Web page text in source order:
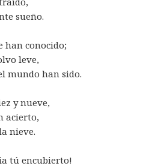
sueño.
han conocido;
leve,
mundo han sido.
y nueve,
acierto,
nieve.
tú encubierto!